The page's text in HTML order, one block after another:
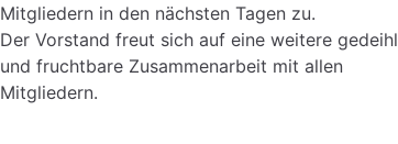
Mitgliedern in den nächsten Tagen zu.
Der Vorstand freut sich auf eine weitere
und fruchtbare Zusammenarbeit mit allen
Mitgliedern.